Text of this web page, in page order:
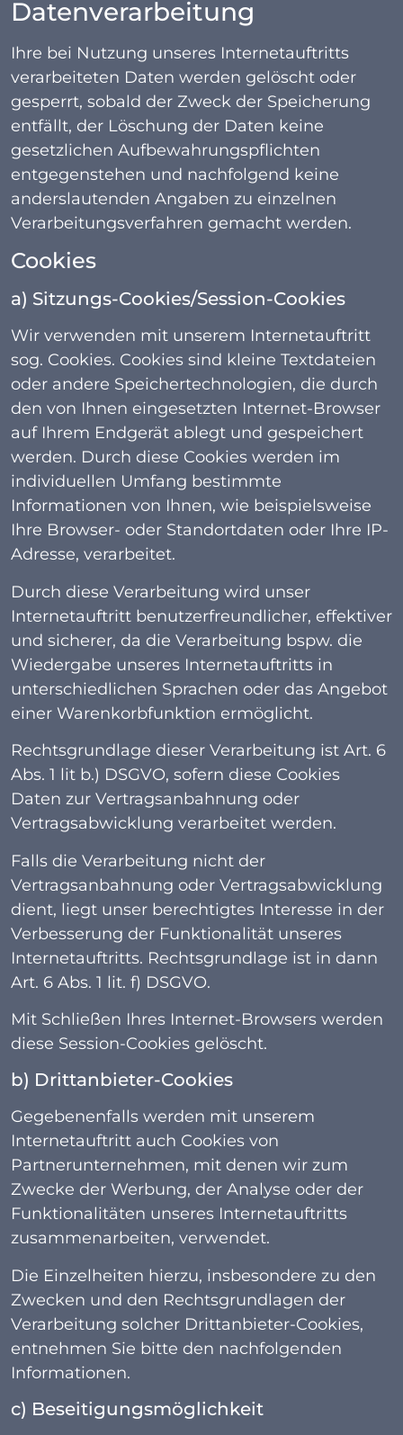
Datenverarbeitung
Ihre bei Nutzung unseres Internetauftritts
verarbeiteten Daten werden gelöscht oder
gesperrt, sobald der Zweck der Speicherung
entfällt, der Löschung der Daten keine
gesetzlichen Aufbewahrungspflichten
entgegenstehen und nachfolgend keine
anderslautenden Angaben zu einzelnen
Verarbeitungsverfahren gemacht werden.
Cookies
a) Sitzungs-Cookies/Session-Cookies
Wir verwenden mit unserem Internetauftritt
sog. Cookies. Cookies sind kleine Textdateien
oder andere Speichertechnologien, die durch
den von Ihnen eingesetzten Internet-Browser
auf Ihrem Endgerät ablegt und gespeichert
werden. Durch diese Cookies werden im
individuellen Umfang bestimmte
Informationen von Ihnen, wie beispielsweise
Ihre Browser- oder Standortdaten oder Ihre IP-
Adresse, verarbeitet.
Durch diese Verarbeitung wird unser
Internetauftritt benutzerfreundlicher, effektiver
und sicherer, da die Verarbeitung bspw. die
Wiedergabe unseres Internetauftritts in
unterschiedlichen Sprachen oder das Angebot
einer Warenkorbfunktion ermöglicht.
Rechtsgrundlage dieser Verarbeitung ist Art. 6
Abs. 1 lit b.) DSGVO, sofern diese Cookies
Daten zur Vertragsanbahnung oder
Vertragsabwicklung verarbeitet werden.
Falls die Verarbeitung nicht der
Vertragsanbahnung oder Vertragsabwicklung
dient, liegt unser berechtigtes Interesse in der
Verbesserung der Funktionalität unseres
Internetauftritts. Rechtsgrundlage ist in dann
Art. 6 Abs. 1 lit. f) DSGVO.
Mit Schließen Ihres Internet-Browsers werden
diese Session-Cookies gelöscht.
b) Drittanbieter-Cookies
Gegebenenfalls werden mit unserem
Internetauftritt auch Cookies von
Partnerunternehmen, mit denen wir zum
Zwecke der Werbung, der Analyse oder der
Funktionalitäten unseres Internetauftritts
zusammenarbeiten, verwendet.
Die Einzelheiten hierzu, insbesondere zu den
Zwecken und den Rechtsgrundlagen der
Verarbeitung solcher Drittanbieter-Cookies,
entnehmen Sie bitte den nachfolgenden
Informationen.
c) Beseitigungsmöglichkeit